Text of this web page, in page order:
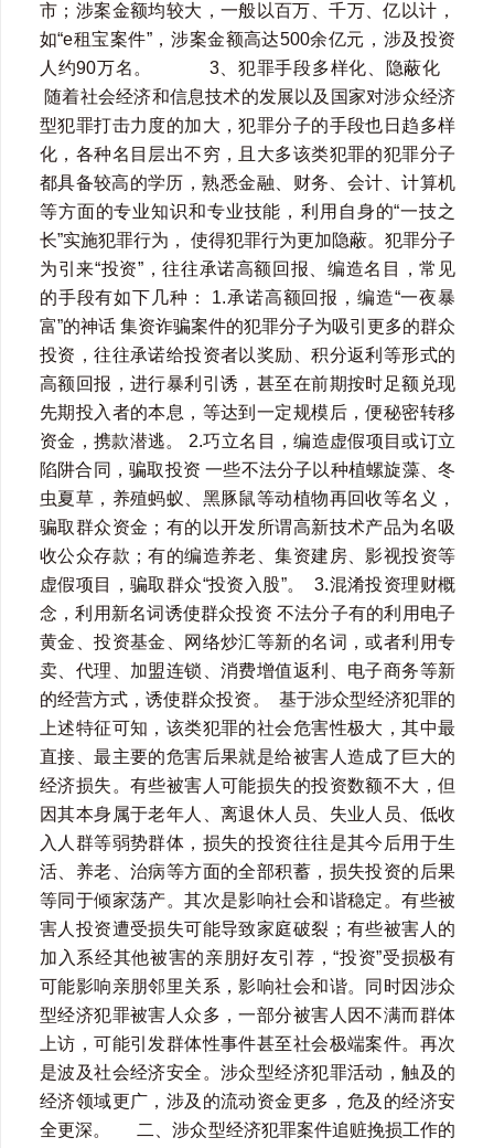
市；涉案金额均较大，一般以百万、千万、亿以计，‌
如“e租宝案件”，‌涉案金额高达500余亿元，‌涉及投资
人约90万名。 3、犯罪手段多样化、隐蔽化
随着社会经济和信息技术的发展以及国家对涉众经济
型犯罪打击力度的加大，犯罪分子的手段也日趋多样
化，各种名目层出不穷，且大多该类犯罪的犯罪分子
都具备较高的学历，‌熟悉金融、‌财务、‌会计、‌计算机
等方面的专业知识和专业技能，‌利用自身的“一技之
长”实施犯罪行为，‌ ‌使得犯罪行为更加隐蔽。‌犯罪分子
为引来“投资”，往往承诺高额回报、编造名目，常见
的手段有如下几种： 1.承诺高额回报，编造“一夜暴
富”的神话 集资诈骗案件的犯罪分子为吸引更多的群众
投资，往往承诺给投资者以奖励、积分返利等形式的
高额回报，进行暴利引诱，甚至在前期按时足额兑现
先期投入者的本息，等达到一定规模后，便秘密转移
资金，携款潜逃。 2.巧立名目，编造虚假项目或订立
陷阱合同，骗取投资 一些不法分子以种植螺旋藻、冬
虫夏草，养殖蚂蚁、黑豚鼠等动植物再回收等名义，
骗取群众资金；有的以开发所谓高新技术产品为名吸
收公众存款；有的编造养老、集资建房、影视投资等
虚假项目，骗取群众“投资入股”。 3.混淆投资理财概
念，利用新名词诱使群众投资 不法分子有的利用电子
黄金、投资基金、网络炒汇等新的名词，或者利用专
卖、代理、加盟连锁、消费增值返利、电子商务等新
的经营方式，诱使群众投资。 基于涉众型经济犯罪的
上述特征可知，该类犯罪的社会危害性极大，其中最
直接、最主要的危害后果就是给被害人造成了巨大的
经济损失。有些被害人可能损失的投资数额不大，但
因其本身属于老年人、离退休人员、失业人员、低收
入人群等弱势群体，损失的投资往往是其今后用于生
活、养老、治病等方面的全部积蓄，损失投资的后果
等同于倾家荡产。其次是影响社会和谐稳定。有些被
害人投资遭受损失可能导致家庭破裂；有些被害人的
加入系经其他被害的亲朋好友引荐，“投资”受损极有
可能影响亲朋邻里关系，影响社会和谐。同时因涉众
型经济犯罪被害人众多，一部分被害人因不满而群体
上访，可能引发群体性事件甚至社会极端案件。再次
是波及社会经济安全。涉众型经济犯罪活动，触及的
经济领域更广，涉及的流动资金更多，危及的经济安
全更深。 二、涉众型经济犯罪案件追赃挽损工作的